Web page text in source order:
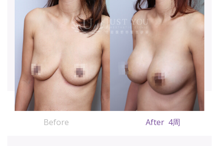
Before After 4周